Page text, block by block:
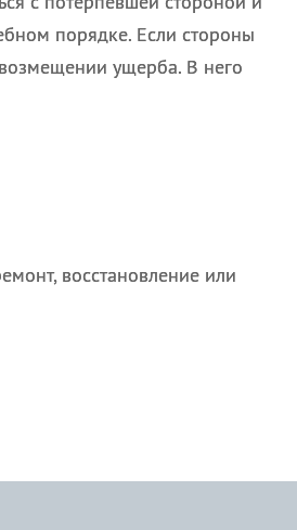
порядке. Если стороны
ущерба. В него
восстановление или